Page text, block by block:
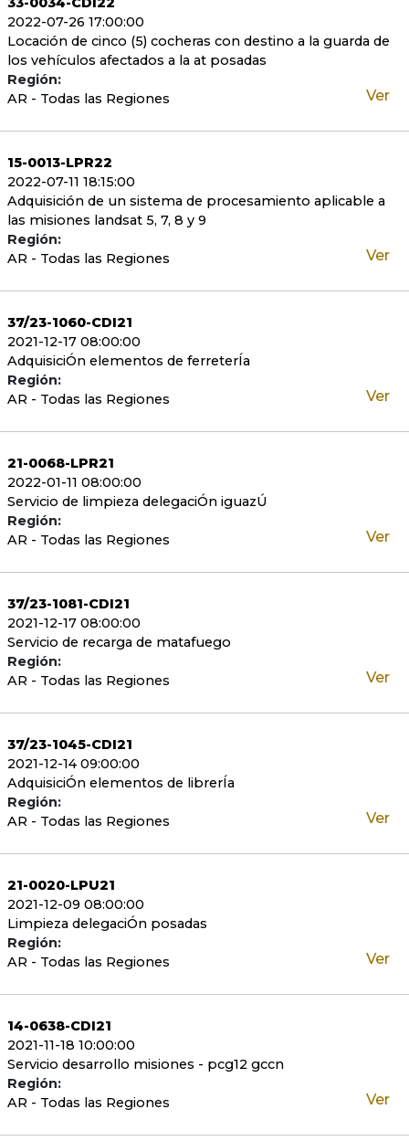
2022-07-26 17:00:00
Locación de cinco (5) cocheras con destino a la guarda de
los vehículos afectados a la at posadas
Región:
AR - Todas las Regiones
Ver
15-0013-LPR22
2022-07-11 18:15:00
Adquisición de un sistema de procesamiento aplicable a
las misiones landsat 5, 7, 8 y 9
Región:
AR - Todas las Regiones
Ver
37/23-1060-CDI21
2021-12-17 08:00:00
AdquisiciÓn elementos de ferreterÍa
Región:
AR - Todas las Regiones
Ver
21-0068-LPR21
2022-01-11 08:00:00
Servicio de limpieza delegaciÓn iguazÚ
Región:
AR - Todas las Regiones
Ver
37/23-1081-CDI21
2021-12-17 08:00:00
Servicio de recarga de matafuego
Región:
AR - Todas las Regiones
Ver
37/23-1045-CDI21
2021-12-14 09:00:00
AdquisiciÓn elementos de librerÍa
Región:
AR - Todas las Regiones
Ver
21-0020-LPU21
2021-12-09 08:00:00
Limpieza delegaciÓn posadas
Región:
AR - Todas las Regiones
Ver
14-0638-CDI21
2021-11-18 10:00:00
Servicio desarrollo misiones - pcg12 gccn
Región:
AR - Todas las Regiones
Ver